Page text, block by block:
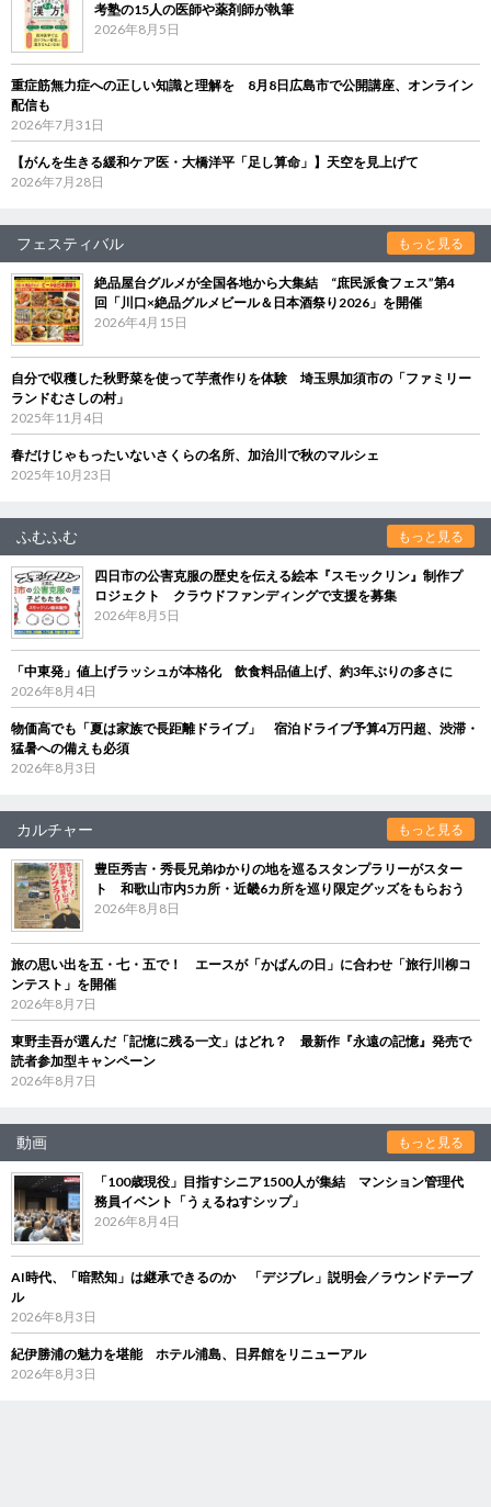
考塾の15人の医師や薬剤師が執筆
2026年8月5日
重症筋無力症への正しい知識と理解を 8月8日広島市で公開講座、オンライン
配信も
2026年7月31日
【がんを生きる緩和ケア医・大橋洋平「足し算命」】天空を見上げて
2026年7月28日
フェスティバル もっと見る
絶品屋台グルメが全国各地から大集結 “庶民派食フェス”第4
回「川口×絶品グルメビール＆日本酒祭り2026」を開催
2026年4月15日
自分で収穫した秋野菜を使って芋煮作りを体験 埼玉県加須市の「ファミリー
ランドむさしの村」
2025年11月4日
春だけじゃもったいないさくらの名所、加治川で秋のマルシェ
2025年10月23日
ふむふむ もっと見る
四日市の公害克服の歴史を伝える絵本『スモックリン』制作プ
ロジェクト クラウドファンディングで支援を募集
2026年8月5日
「中東発」値上げラッシュが本格化 飲食料品値上げ、約3年ぶりの多さに
2026年8月4日
物価高でも「夏は家族で長距離ドライブ」 宿泊ドライブ予算4万円超、渋滞・
猛暑への備えも必須
2026年8月3日
カルチャー もっと見る
豊臣秀吉・秀長兄弟ゆかりの地を巡るスタンプラリーがスター
ト 和歌山市内5カ所・近畿6カ所を巡り限定グッズをもらおう
2026年8月8日
旅の思い出を五・七・五で！ エースが「かばんの日」に合わせ「旅行川柳コ
ンテスト」を開催
2026年8月7日
東野圭吾が選んだ「記憶に残る一文」はどれ？ 最新作『永遠の記憶』発売で
読者参加型キャンペーン
2026年8月7日
動画 もっと見る
「100歳現役」目指すシニア1500人が集結 マンション管理代
務員イベント「うぇるねすシップ」
2026年8月4日
AI時代、「暗黙知」は継承できるのか 「デジブレ」説明会／ラウンドテーブ
ル
2026年8月3日
紀伊勝浦の魅力を堪能 ホテル浦島、日昇館をリニューアル
2026年8月3日